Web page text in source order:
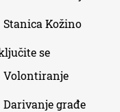
Stanica Kožino
se
Volontiranje
Darivanje građe